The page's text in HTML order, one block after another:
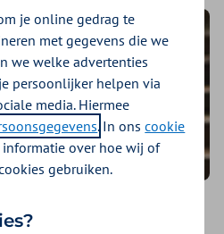
Afvallen met
je online gedrag te
met gegevens die we
we welke advertenties
persoonlijker helpen via
media. Hiermee
. In onscookie
over hoe wij of
gebruiken.